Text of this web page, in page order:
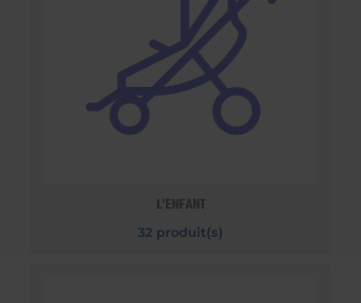
L'ENFANT
32 produit(s)